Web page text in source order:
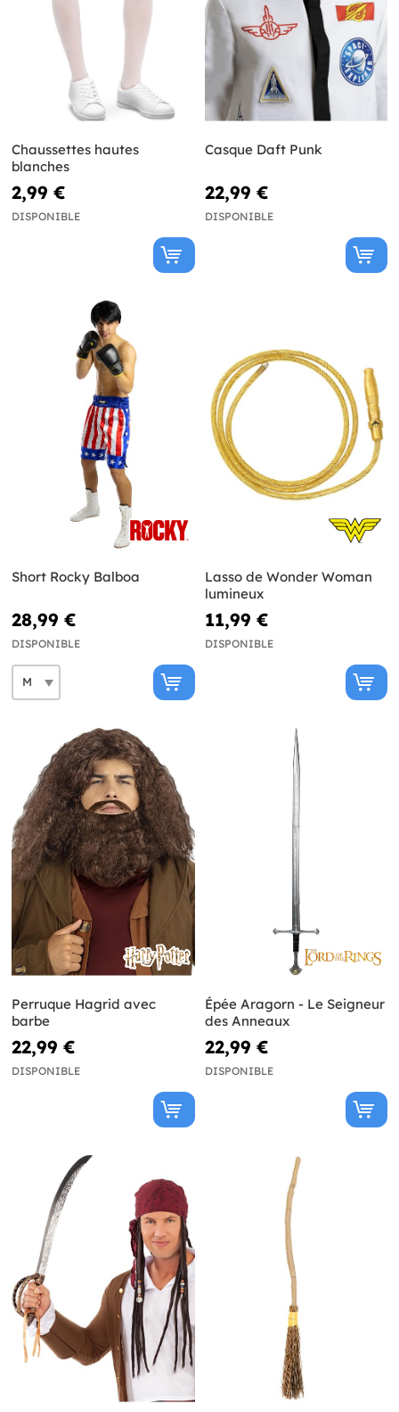
Chaussettes hautes
blanches
2,99 €
DISPONIBLE
Casque Daft Punk
22,99 €
DISPONIBLE
Short Rocky Balboa
28,99 €
DISPONIBLE
Lasso de Wonder Woman
lumineux
11,99 €
DISPONIBLE
Perruque Hagrid avec
barbe
22,99 €
DISPONIBLE
Épée Aragorn - Le Seigneur
des Anneaux
22,99 €
DISPONIBLE